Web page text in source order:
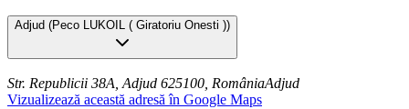
Adjud (Peco LUKOIL ( Giratoriu Onesti ))
Str. Republicii 38A, Adjud 625100, RomâniaAdjud
Vizualizează această adresă în Google Maps